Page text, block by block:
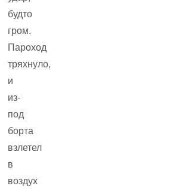
будто
гром.
Пароход
тряхнуло,
и
из-
под
борта
взлетел
в
воздух